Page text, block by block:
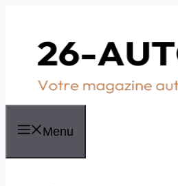
Menu